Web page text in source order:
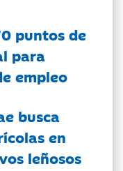
puntos de
para
empleo
busca
en
leñosos